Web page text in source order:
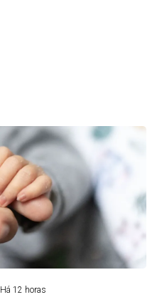
Há 12 horas